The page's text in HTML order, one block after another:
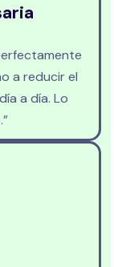
a reducir el
a día. Lo